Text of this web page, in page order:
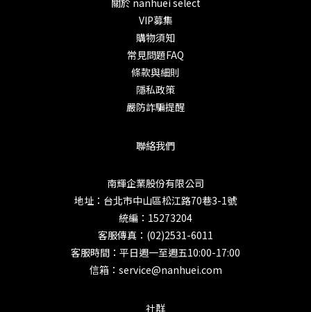
關於 nanhuei select
VIP募集
購物須知
常見問題FAQ
條款與細則
隱私政策
嚴防詐騙提醒
聯絡我們
南輝企業股份有限公司
地址：台北市中山區松江路70巷3-1號
統編：15273204
客服傳真：(02)2531-6011
客服時間：平日週一至週五10:00-17:00
信箱：service@nanhuei.com
社群